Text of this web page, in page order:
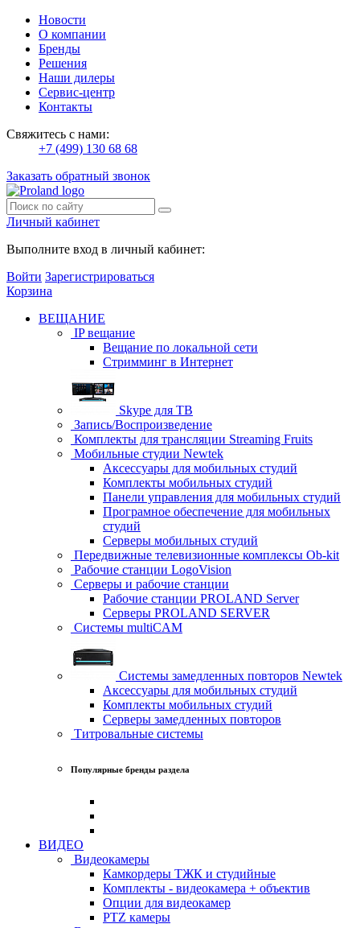
Новости
О компании
Бренды
Решения
Наши дилеры
Сервис-центр
Контакты
Свяжитесь с нами:
+7 (499) 130 68 68
Заказать обратный звонок
Личный кабинет
Выполните вход в личный кабинет:
Войти Зарегистрироваться
Корзина
ВЕЩАНИЕ
IP вещание
Вещание по локальной сети
Стримминг в Интернет
Skype для ТВ
Запись/Воспроизведение
Комплекты для трансляции Streaming Fruits
Мобильные студии Newtek
Аксессуары для мобильных студий
Комплекты мобильных студий
Панели управления для мобильных студий
Програмное обеспечение для мобильных
студий
Серверы мобильных студий
Передвижные телевизионные комплексы Ob-kit
Рабочие станции LogoVision
Серверы и рабочие станции
Рабочие станции PROLAND Server
Серверы PROLAND SERVER
Системы multiCAM
Системы замедленных повторов Newtek
Аксессуары для мобильных студий
Комплекты мобильных студий
Серверы замедленных повторов
Титровальные системы
Популярные бренды раздела
ВИДЕО
Видеокамеры
Камкордеры ТЖК и студийные
Комплекты - видеокамера + объектив
Опции для видеокамер
PTZ камеры